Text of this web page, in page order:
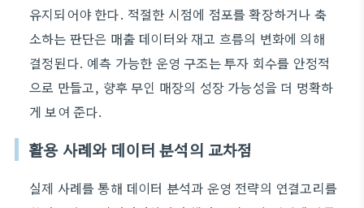
유지되어야 한다. 적절한 시점에 점포를 확장하거나 축
소하는 판단은 매출 데이터와 재고 흐름의 변화에 의해
결정된다. 예측 가능한 운영 구조는 투자 회수를 안정적
으로 만들고, 향후 무인 매장의 성장 가능성을 더 명확하
게 보여 준다.
활용 사례와 데이터 분석의 교차점
실제 사례를 통해 데이터 분석과 운영 전략의 연결고리를